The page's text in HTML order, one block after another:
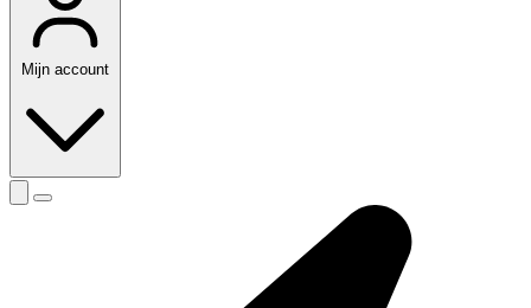
Mijn account